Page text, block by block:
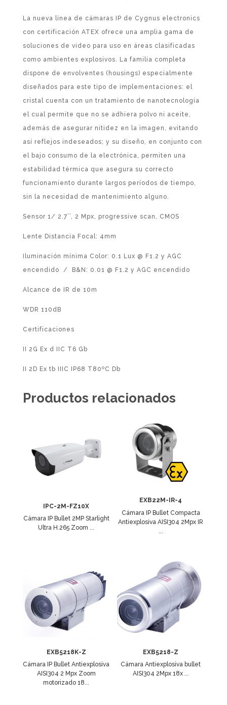
La nueva línea de cámaras IP de Cygnus electronics
con certificación ATEX ofrece una amplia gama de
soluciones de video para uso en áreas clasificadas
como ambientes explosivos. La familia completa
dispone de envolventes (housings) especialmente
diseñados para este tipo de implementaciones: el
cristal cuenta con un tratamiento de nanotecnología
el cual permite que no se adhiera polvo ni aceite,
además de asegurar nitidez en la imagen, evitando
así reflejos indeseados; y su diseño, en conjunto con
el bajo consumo de la electrónica, permiten una
estabilidad térmica que asegura su correcto
funcionamiento durante largos períodos de tiempo,
sin la necesidad de mantenimiento alguno.
Sensor 1/ 2.7’’, 2 Mpx, progressive scan, CMOS
Lente Distancia Focal: 4mm
Iluminación mínima Color: 0.1 Lux @ F1.2 y AGC
encendido / B&N: 0.01 @ F1.2 y AGC encendido
Alcance de IR de 10m
WDR 110dB
Certificaciones
II 2G Ex d IIC T6 Gb
II 2D Ex tb IIIC IP68 T80ºC Db
Productos relacionados
IPC-2M-FZ10X
Cámara IP Bullet 2MP Starlight
Ultra H.265 Zoom ...
EXB22M-IR-4
Cámara IP Bullet Compacta
Antiexplosiva AISI304 2Mpx IR
...
EXB5218K-Z
Cámara IP Bullet Antiexplosiva
AISI304 2 Mpx Zoom
motorizado 18...
EXB5218-Z
Cámara Antiexplosiva bullet
AISI304 2Mpx 18x ...